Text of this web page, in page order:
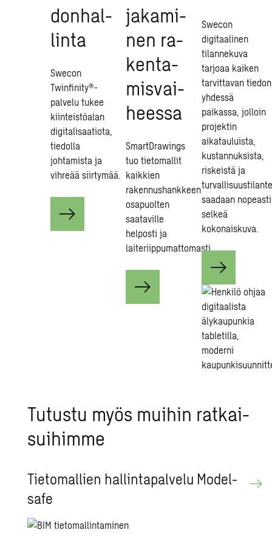
don­hal­
lin­ta
Swecon
Twinfinity®-
palvelu tukee
kiinteistöalan
digitalisaatiota,
tiedolla
johtamista ja
vihreää siirtymää.
ja­ka­mi­
nen ra­
ken­ta­
mis­vai­
hees­sa
SmartDrawings
tuo tietomallit
kaikkien
rakennushankkeen
osapuolten
saataville
helposti ja
laiteriippumattomasti.
Swecon
digitaalinen
tilannekuva
tarjoaa kaiken
tarvittavan tiedon
yhdessä
paikassa, jolloin
projektin
aikatauluista,
kustannuksista,
riskeistä ja
saadaan nopeasti
selkeä
kokonaiskuva.
Tu­tus­tu myös mui­hin rat­kai­
sui­him­me
Tie­to­mal­lien hal­lin­ta­pal­ve­lu Mo­del­
sa­fe